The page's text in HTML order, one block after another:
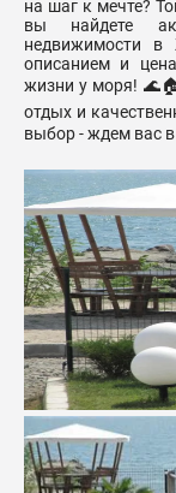
на шаг к мечте?
вы найдете
недвижимости
описанием и
жизни у моря!
отдых и
выбор - ждем вас